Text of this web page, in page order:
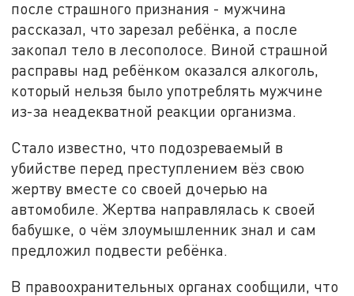
после страшного признания - мужчина
рассказал, что зарезал ребёнка, а после
закопал тело в лесополосе. Виной страшной
расправы над ребёнком оказался алкоголь,
который нельзя было употреблять мужчине
из-за неадекватной реакции организма.
Стало известно, что подозреваемый в
убийстве перед преступлением вёз свою
жертву вместе со своей дочерью на
автомобиле. Жертва направлялась к своей
бабушке, о чём злоумышленник знал и сам
предложил подвести ребёнка.
В правоохранительных органах сообщили, что